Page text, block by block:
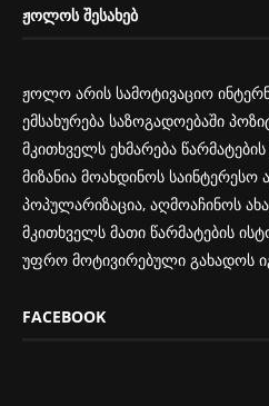
ᲟᲝᲚᲝᲡ ᲨᲔᲡᲐᲮᲔᲑ
ჟოლო არის სამოტივაციო
ემსახურება საზოგადოებაში
მკითხველს ეხმარება
მიზანია მოახდინოს საინტერესო
პოპულარიზაცია, აღმოაჩინოს
მკითხველს მათი წარმატების
უფრო მოტივირებული გახადოს
FACEBOOK